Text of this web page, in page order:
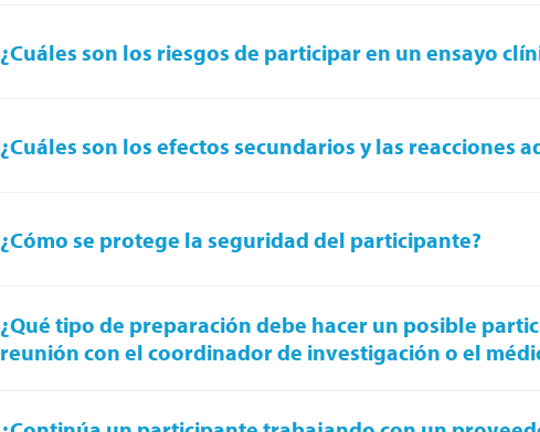
¿Cuáles son los riesgos de participar en un ensayo
¿Cuáles son los efectos secundarios y las reacciones
¿Cómo se protege la seguridad del participante?
¿Qué tipo de preparación debe hacer un posible
reunión con el coordinador de investigación o el